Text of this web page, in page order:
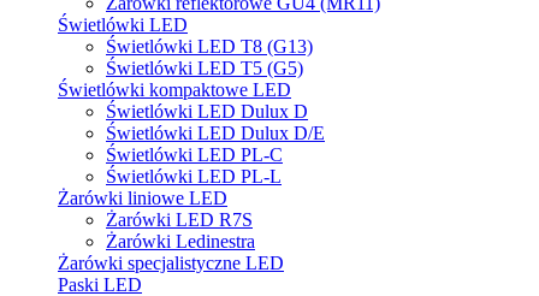
Świetlówki LED
Świetlówki LED T8 (G13)
Świetlówki LED T5 (G5)
Świetlówki kompaktowe LED
Świetlówki LED Dulux D
Świetlówki LED Dulux D/E
Świetlówki LED PL-C
Świetlówki LED PL-L
Żarówki liniowe LED
Żarówki LED R7S
Żarówki Ledinestra
Żarówki specjalistyczne LED
Paski LED